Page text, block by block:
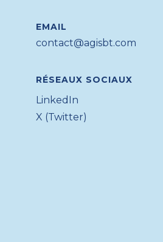
EMAIL
contact@agisbt.com
RÉSEAUX SOCIAUX
LinkedIn
X (Twitter)